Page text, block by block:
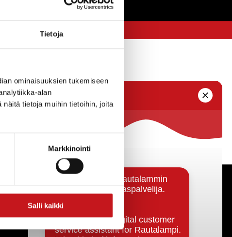
Tietoja
ominaisuuksien tukemiseen
alan
tietoja muihin tietoihin, joita
Markkinointi
Salli kaikki
Päätökset, esityslistat & pöytäkirjat
Hallinto